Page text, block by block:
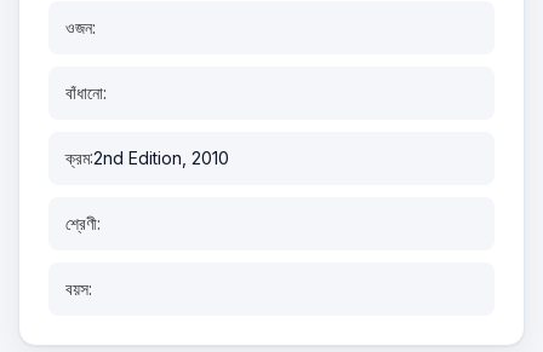
ওজন:
বাঁধানো:
ক্রম:2nd Edition, 2010
শ্রেণী:
বয়স: